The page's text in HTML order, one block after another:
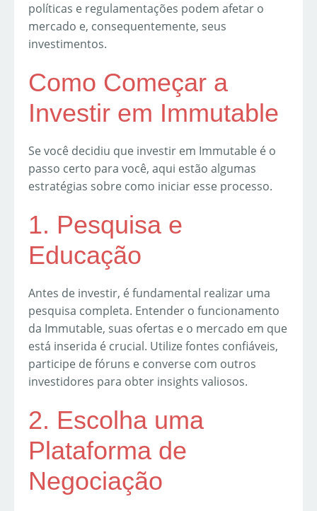
políticas e regulamentações podem afetar o
mercado e, consequentemente, seus
investimentos.
Como Começar a
Investir em Immutable
Se você decidiu que investir em Immutable é o
passo certo para você, aqui estão algumas
estratégias sobre como iniciar esse processo.
1. Pesquisa e
Educação
Antes de investir, é fundamental realizar uma
pesquisa completa. Entender o funcionamento
da Immutable, suas ofertas e o mercado em que
está inserida é crucial. Utilize fontes confiáveis,
participe de fóruns e converse com outros
investidores para obter insights valiosos.
2. Escolha uma
Plataforma de
Negociação